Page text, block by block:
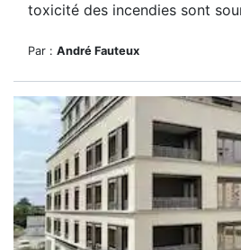
toxicité des incendies sont
Par : André Fauteux